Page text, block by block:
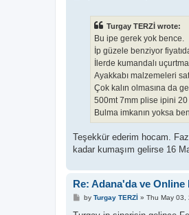
Turgay TERZİ wrote:
Bu ipe gerek yok bence.
İp güzele benziyor
İlerde kumandalı
Ayakkabı malzemeleri
Çok kalın olmasına da
500mt 7mm plise ipini 20
Bulma imkanın yoksa
Teşekkür ederim hocam.
kadar kumaşım gelirse 16
Re: Adana'da ve Online
P
s
by Turgay TERZİ» Thu May 03,